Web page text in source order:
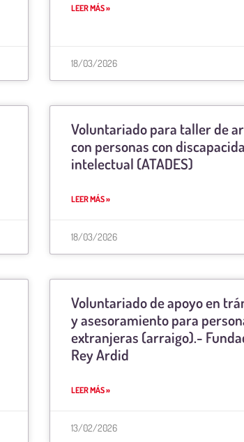
LEER MÁS »
18/03/2026
Voluntariado para taller de
con personas con
intelectual (ATADES)
LEER MÁS »
18/03/2026
Voluntariado de apoyo en
y asesoramiento para
extranjeras (arraigo).-
Rey Ardid
LEER MÁS »
13/02/2026